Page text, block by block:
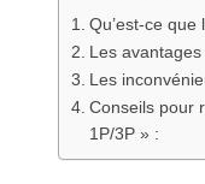
Qu’est-ce
Les
Les
Conseils pour
1P/3P » :